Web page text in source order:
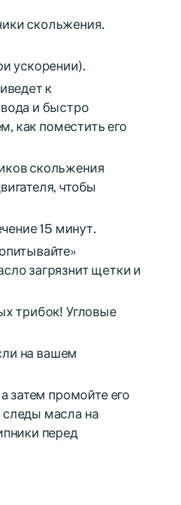
скольжения.
ускорении).
к
и быстро
как поместить его
скольжения
чтобы
15 минут.
загрязнит щетки и
трибок! Угловые
на вашем
затем промойте его
следы масла на
перед